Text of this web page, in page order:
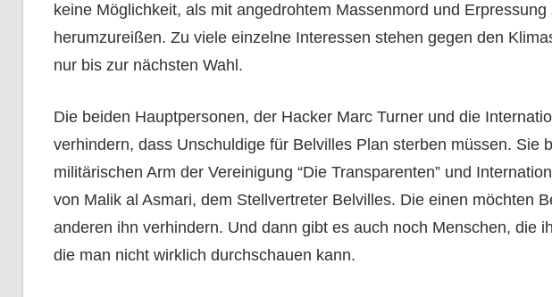
keine Möglichkeit, als mit angedrohtem Massenmord und
herumzureißen. Zu viele einzelne Interessen stehen gegen den
nur bis zur nächsten Wahl.
Die beiden Hauptpersonen, der Hacker Marc Turner und die
verhindern, dass Unschuldige für Belvilles Plan sterben müssen. Sie
militärischen Arm der Vereinigung “Die Transparenten” und
von Malik al Asmari, dem Stellvertreter Belvilles. Die einen möchten
anderen ihn verhindern. Und dann gibt es auch noch Menschen, die
die man nicht wirklich durchschauen kann.